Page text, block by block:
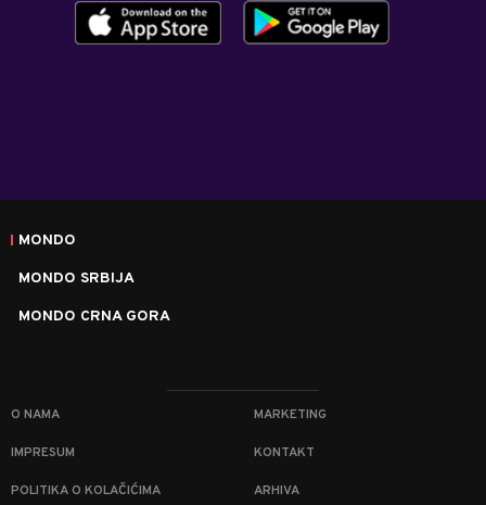
MONDO
MONDO SRBIJA
MONDO CRNA GORA
O NAMA MARKETING
IMPRESUM KONTAKT
POLITIKA O KOLAČIĆIMA ARHIVA